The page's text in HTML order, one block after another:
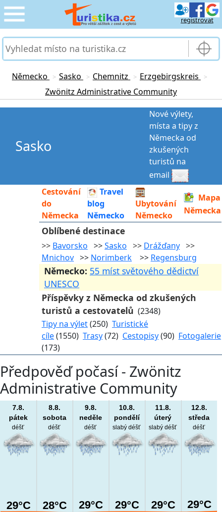
registrovat
CESTOVÁNÍ
PRO TURISTY ›
Německo > Sasko > Chemnitz > Erzgebirgskreis >
Zwönitz Administrative Community
Sasko
Nové výlety,
místa a tipy z
Německa od
zkušených
turistů na
email
Cestování
do
Německa
Travel
blog
Německo
Ubytování
Německo
Mapa
Německa
Oblíbené destinace
>> Bavorsko >>Sasko >> Drážďany >>
Mnichov >> Norimberk >> Regensburg
Německo: 55 míst světového dědictví
UNESCO
Příspěvky z Německa od zkušených
turistů a cestovatelů (2348)
Tipy na výlet(250) Turistické
cíle(1550) Trasy(72) Cestopisy(90) Fotogalerie
(173)
Předpověď počasí - Zwönitz
Administrative Community
29°C
7.8.
pátek
déšť
28°C
8.8.
sobota
déšť
29°C
9.8.
neděle
déšť
29°C
10.8.
pondělí
slabý déšť
29°C
11.8.
úterý
slabý déšť
29°C
12.8.
středa
déšť